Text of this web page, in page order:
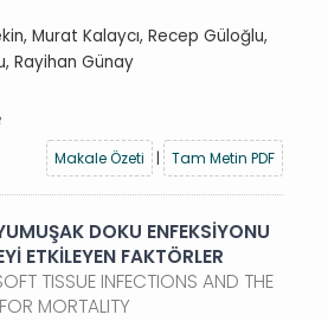
Murat Kalaycı, Recep Güloğlu,
Rayihan Günay
Makale Özeti
| Tam Metin PDF
DOKU ENFEKSİYONU
ETKİLEYEN FAKTÖRLER
TISSUE INFECTIONS AND THE
MORTALITY